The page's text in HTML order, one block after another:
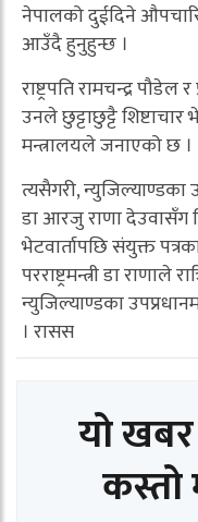
नेपालको दुईदिने
आउँदै हुनुहुन्छ ।
राष्ट्रपति रामचन्द्र
उनले छुट्टाछुट्टै शिष्टाचार
मन्त्रालयले जनाएको छ ।
त्यसैगरी, न्युजिल्याण्डका
डा आरजु राणा देउवासँग
भेटवार्तापछि संयुक्त
परराष्ट्रमन्त्री डा राणाले
न्युजिल्याण्डका
। रासस
यो